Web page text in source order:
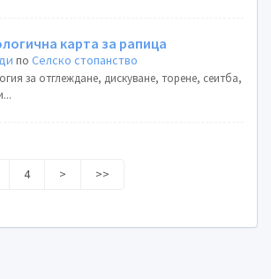
карта за рапица
поСелско стопанство
за отглеждане, дискуване, торене, сеитба,
4 > >>